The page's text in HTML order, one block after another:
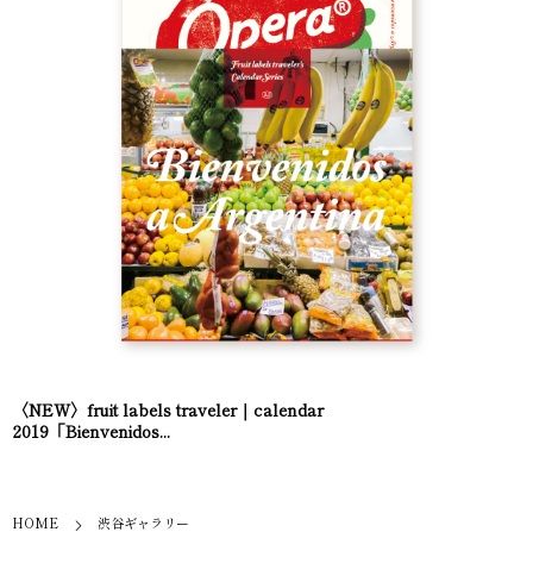
〈NEW〉fruit labels traveler｜calendar
2019「Bienvenidos...
HOME 渋谷ギャラリー